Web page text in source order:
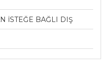
İSTEĞE BAĞLI DIŞ